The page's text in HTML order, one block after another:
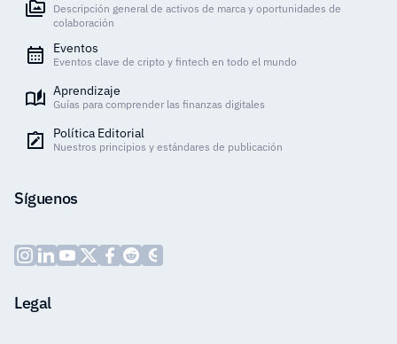
Descripción general de activos de marca y oportunidades de
colaboración
Eventos
Eventos clave de cripto y fintech en todo el mundo
Aprendizaje
Guías para comprender las finanzas digitales
Política Editorial
Nuestros principios y estándares de publicación
Síguenos
Legal